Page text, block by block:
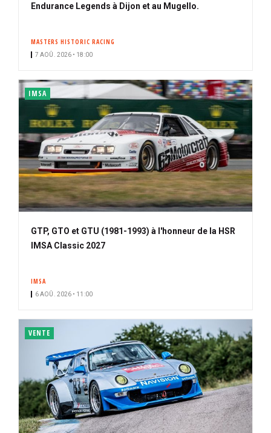
Endurance Legends à Dijon et au Mugello.
MASTERS HISTORIC RACING
7 AOÛ. 2026 • 18:00
IMSA
GTP, GTO et GTU (1981-1993) à l'honneur de la HSR
IMSA Classic 2027
IMSA
6 AOÛ. 2026 • 11:00
VENTE